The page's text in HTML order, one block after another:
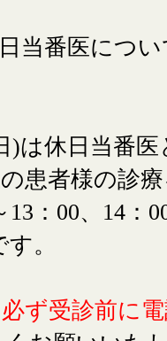
当番医につい
は休日当番
患者様の診
：00、14：
。
必ず受診前に